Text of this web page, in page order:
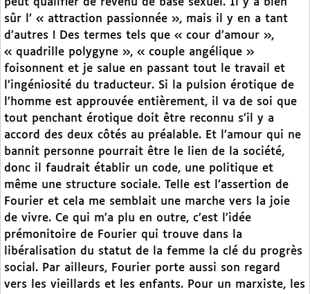
sûr l’ « attraction passionnée », mais il y en a tant
d’autres ! Des termes tels que « cour d’amour »,
« quadrille polygyne », « couple angélique »
foisonnent et je salue en passant tout le travail et
l’ingéniosité du traducteur. Si la pulsion érotique de
l’homme est approuvée entièrement, il va de soi que
tout penchant érotique doit être reconnu s’il y a
accord des deux côtés au préalable. Et l’amour qui ne
bannit personne pourrait être le lien de la société,
donc il faudrait établir un code, une politique et
même une structure sociale. Telle est l’assertion de
Fourier et cela me semblait une marche vers la joie
de vivre. Ce qui m’a plu en outre, c’est l’idée
prémonitoire de Fourier qui trouve dans la
libéralisation du statut de la femme la clé du progrès
social. Par ailleurs, Fourier porte aussi son regard
vers les vieillards et les enfants. Pour un marxiste, les